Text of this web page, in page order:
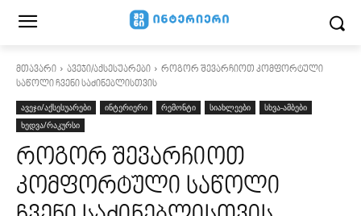
მთავარი ავეჯი/აქსესუარები
როგორ შევარჩიოთ კომფორტული
საწოლი ჩვენი საძინებლისთვის
ავეჯი/აქსესუარები ინტერიერი რემონტი სიახლეები
სხვა-ამბები
ხედვა/რაკურსი
როგორ შევარჩიოთ
კომფორტული საწოლი